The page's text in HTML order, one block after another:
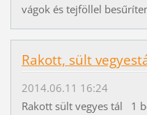
vágok és tejföllel
Rakott, sült
2014.06.11 16:24
Rakott sült vegyes tál 1